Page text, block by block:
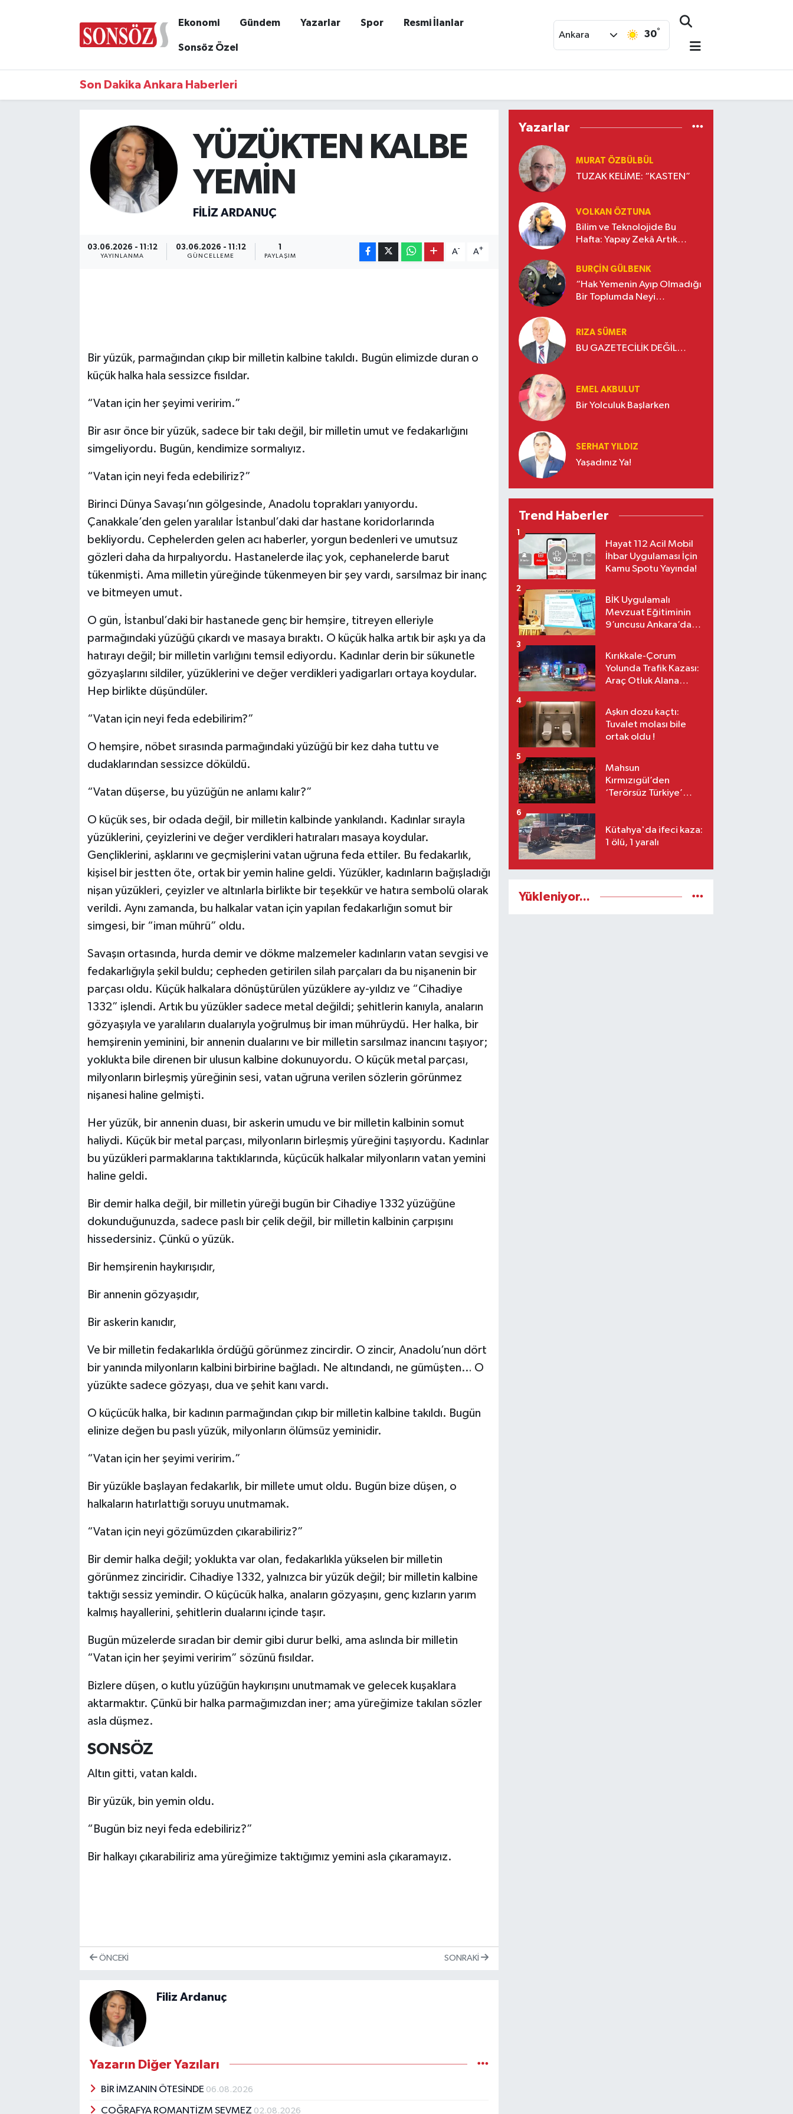
Ekonomi Gündem Yazarlar Spor Resmi İlanlar
Sonsöz Özel
Ankara 30°
Son Dakika Ankara Haberleri
YÜZÜKTEN KALBE
YEMİN
FILIZ ARDANUÇ
03.06.2026 - 11:12
YAYINLANMA
03.06.2026 - 11:12
GÜNCELLEME PAYLAŞIM
A- A+
Bir yüzük, parmağından çıkıp bir milletin kalbine takıldı. Bugün elimizde duran o
küçük halka hala sessizce fısıldar.
“Vatan için her şeyimi veririm.”
Bir asır önce bir yüzük, sadece bir takı değil, bir milletin umut ve fedakarlığını
simgeliyordu. Bugün, kendimize sormalıyız.
“Vatan için neyi feda edebiliriz?”
Birinci Dünya Savaşı’nın gölgesinde, Anadolu toprakları yanıyordu.
Çanakkale’den gelen yaralılar İstanbul’daki dar hastane koridorlarında
bekliyordu. Cephelerden gelen acı haberler, yorgun bedenleri ve umutsuz
gözleri daha da hırpalıyordu. Hastanelerde ilaç yok, cephanelerde barut
tükenmişti. Ama milletin yüreğinde tükenmeyen bir şey vardı, sarsılmaz bir inanç
ve bitmeyen umut.
O gün, İstanbul’daki bir hastanede genç bir hemşire, titreyen elleriyle
parmağındaki yüzüğü çıkardı ve masaya bıraktı. O küçük halka artık bir aşkı ya da
hatırayı değil; bir milletin varlığını temsil ediyordu. Kadınlar derin bir sükunetle
gözyaşlarını sildiler, yüzüklerini ve değer verdikleri yadigarları ortaya koydular.
Hep birlikte düşündüler.
“Vatan için neyi feda edebilirim?”
O hemşire, nöbet sırasında parmağındaki yüzüğü bir kez daha tuttu ve
dudaklarından sessizce döküldü.
“Vatan düşerse, bu yüzüğün ne anlamı kalır?”
O küçük ses, bir odada değil, bir milletin kalbinde yankılandı. Kadınlar sırayla
yüzüklerini, çeyizlerini ve değer verdikleri hatıraları masaya koydular.
Gençliklerini, aşklarını ve geçmişlerini vatan uğruna feda ettiler. Bu fedakarlık,
kişisel bir jestten öte, ortak bir yemin haline geldi. Yüzükler, kadınların bağışladığı
nişan yüzükleri, çeyizler ve altınlarla birlikte bir teşekkür ve hatıra sembolü olarak
verildi. Aynı zamanda, bu halkalar vatan için yapılan fedakarlığın somut bir
simgesi, bir “iman mührü” oldu.
Savaşın ortasında, hurda demir ve dökme malzemeler kadınların vatan sevgisi ve
fedakarlığıyla şekil buldu; cepheden getirilen silah parçaları da bu nişanenin bir
parçası oldu. Küçük halkalara dönüştürülen yüzüklere ay-yıldız ve “Cihadiye
1332” işlendi. Artık bu yüzükler sadece metal değildi; şehitlerin kanıyla, anaların
gözyaşıyla ve yaralıların dualarıyla yoğrulmuş bir iman mührüydü. Her halka, bir
hemşirenin yeminini, bir annenin dualarını ve bir milletin sarsılmaz inancını taşıyor;
yoklukta bile direnen bir ulusun kalbine dokunuyordu. O küçük metal parçası,
milyonların birleşmiş yüreğinin sesi, vatan uğruna verilen sözlerin görünmez
nişanesi haline gelmişti.
Her yüzük, bir annenin duası, bir askerin umudu ve bir milletin kalbinin somut
haliydi. Küçük bir metal parçası, milyonların birleşmiş yüreğini taşıyordu. Kadınlar
bu yüzükleri parmaklarına taktıklarında, küçücük halkalar milyonların vatan yemini
haline geldi.
Bir demir halka değil, bir milletin yüreği bugün bir Cihadiye 1332 yüzüğüne
dokunduğunuzda, sadece paslı bir çelik değil, bir milletin kalbinin çarpışını
hissedersiniz. Çünkü o yüzük.
Bir hemşirenin haykırışıdır,
Bir annenin gözyaşıdır,
Bir askerin kanıdır,
Ve bir milletin fedakarlıkla ördüğü görünmez zincirdir. O zincir, Anadolu’nun dört
bir yanında milyonların kalbini birbirine bağladı. Ne altındandı, ne gümüşten… O
yüzükte sadece gözyaşı, dua ve şehit kanı vardı.
O küçücük halka, bir kadının parmağından çıkıp bir milletin kalbine takıldı. Bugün
elinize değen bu paslı yüzük, milyonların ölümsüz yeminidir.
“Vatan için her şeyimi veririm.”
Bir yüzükle başlayan fedakarlık, bir millete umut oldu. Bugün bize düşen, o
halkaların hatırlattığı soruyu unutmamak.
“Vatan için neyi gözümüzden çıkarabiliriz?”
Bir demir halka değil; yoklukta var olan, fedakarlıkla yükselen bir milletin
görünmez zinciridir. Cihadiye 1332, yalnızca bir yüzük değil; bir milletin kalbine
taktığı sessiz yemindir. O küçücük halka, anaların gözyaşını, genç kızların yarım
kalmış hayallerini, şehitlerin dualarını içinde taşır.
Bugün müzelerde sıradan bir demir gibi durur belki, ama aslında bir milletin
“Vatan için her şeyimi veririm” sözünü fısıldar.
Bizlere düşen, o kutlu yüzüğün haykırışını unutmamak ve gelecek kuşaklara
aktarmaktır. Çünkü bir halka parmağımızdan iner; ama yüreğimize takılan sözler
asla düşmez.
SONSÖZ
Altın gitti, vatan kaldı.
Bir yüzük, bin yemin oldu.
“Bugün biz neyi feda edebiliriz?”
Bir halkayı çıkarabiliriz ama yüreğimize taktığımız yemini asla çıkaramayız.
ÖNCEKI SONRAKI
Filiz Ardanuç
Yazarın Diğer Yazıları
BİR İMZANIN ÖTESİNDE 06.08.2026
COĞRAFYA ROMANTİZM SEVMEZ 02.08.2026
Yazarlar
MURAT ÖZBÜLBÜL
TUZAK KELİME: “KASTEN”
VOLKAN ÖZTUNA
Bilim ve Teknolojide Bu
Hafta: Yapay Zekâ Artık
BURÇIN GÜLBENK
“Hak Yemenin Ayıp Olmadığı
Bir Toplumda Neyi
RIZA SÜMER
BU GAZETECİLİK DEĞİL…
EMEL AKBULUT
Bir Yolculuk Başlarken
SERHAT YILDIZ
Yaşadınız Ya!
Trend Haberler
Hayat 112 Acil Mobil
İhbar Uygulaması İçin
Kamu Spotu Yayında!
1
BİK Uygulamalı
Mevzuat Eğitiminin
9’uncusu Ankara’da
2
Kırıkkale-Çorum
Yolunda Trafik Kazası:
Araç Otluk Alana
3
Aşkın dozu kaçtı:
Tuvalet molası bile
ortak oldu !
4
Mahsun
Kırmızıgül’den
‘Terörsüz Türkiye’
5
Kütahya'da ifeci kaza:
1 ölü, 1 yaralı
6
Yükleniyor...